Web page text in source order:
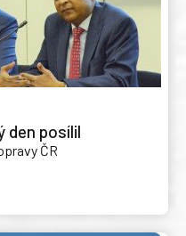
den posílil
ČR